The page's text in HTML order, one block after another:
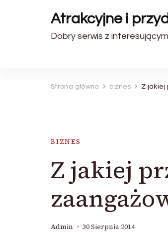
Atrakcyjne i
Dobry serwis z
Strona główna biznes Z jakiej
BIZNES
Z jakiej
Admin 30 Sierpnia 2014